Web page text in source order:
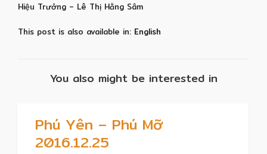
Hiệu Trưởng – Lê Thị Hằng Sâm
This post is also available in: English
You also might be interested in
Phú Yên – Phú Mỡ
2016.12.25